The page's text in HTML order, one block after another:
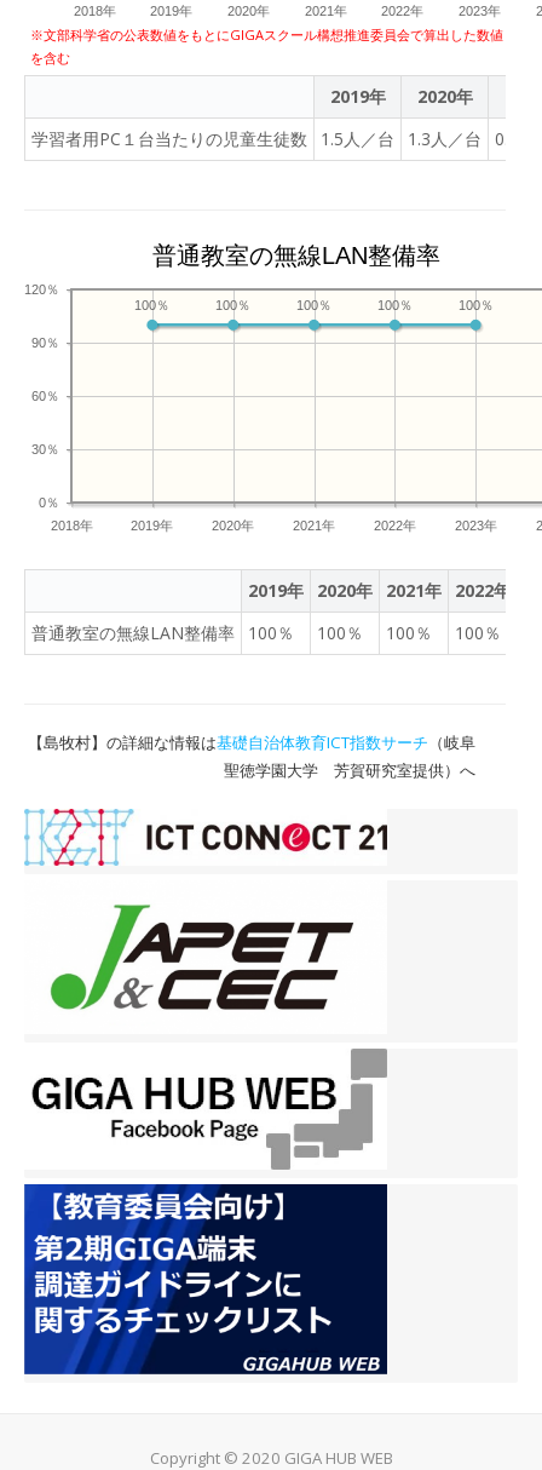
2018年 2019年 2020年 2021年 2022年 2023年
※文部科学省の公表数値をもとにGIGAスクール構想推進委員会で算出した数値
を含む
2019年 2020年
学習者用PC１台当たりの児童生徒数
1.5人／台 1.3人／台 0.6人
普通教室の無線LAN整備率
2018年 2019年 2020年 2021年 2022年 2023年
0％
30％
60％
90％
120％
100％
100％
100％
100％
100％
2019年 2020年 2021年 2022年
普通教室の無線LAN整備率
100％ 100％ 100％ 100％
【島牧村】の詳細な情報は基礎自治体教育ICT指数サーチ （岐阜
聖徳学園大学 芳賀研究室提供）へ
Copyright © 2020 GIGA HUB WEB